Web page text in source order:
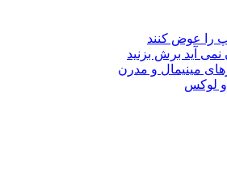
را عوض کنند
نمی آید برش بزنید
مینیمال و مدرن
و لوکس